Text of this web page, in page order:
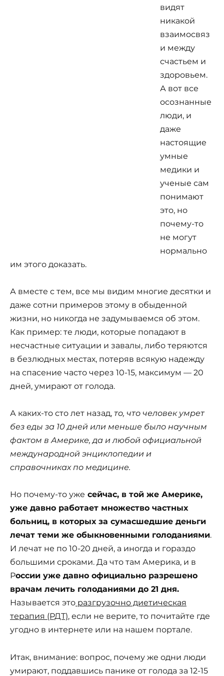
видят
никакой
взаимосвяз
и между
счастьем и
здоровьем.
А вот все
осознанные
люди, и
даже
настоящие
умные
медики и
ученые сам
понимают
это, но
почему-то
не могут
нормально
им этого доказать.
А вместе с тем, все мы видим многие десятки и
даже сотни примеров этому в обыденной
жизни, но никогда не задумываемся об этом.
Как пример: те люди, которые попадают в
несчастные ситуации и завалы, либо теряются
в безлюдных местах, потеряв всякую надежду
на спасение часто через 10-15, максимум — 20
дней, умирают от голода.
А каких-то сто лет назад, то, что человек умрет
без еды за 10 дней или меньше было научным
фактом в Америке, да и любой официальной
международной энциклопедии и
справочниках по медицине.
Но почему-то уже сейчас, в той же Америке,
уже давно работает множество частных
больниц, в которых за сумасшедшие деньги
лечат теми же обыкновенными голоданиями.
И лечат не по 10-20 дней, а иногда и гораздо
большими сроками. Да что там Америка, и в
России уже давно официально разрешено
врачам лечить голоданиями до 21 дня.
Называется это разгрузочно диетическая
терапия (РДТ), если не верите, то почитайте где
угодно в интернете или на нашем портале.
Итак, внимание: вопрос, почему же одни люди
умирают, поддавшись панике от голода за 12-15